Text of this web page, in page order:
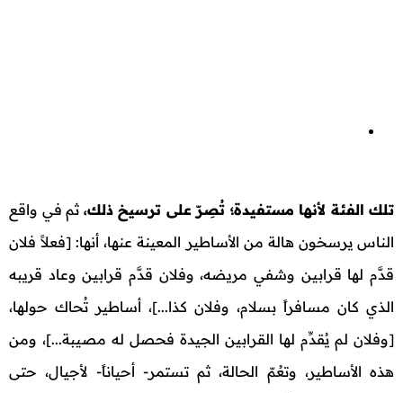
تلك الفئة لأنها مستفيدة؛ تُصِرّ على ترسيخ ذلك،ثم في واقع
الناس يرسخون هالة من الأساطير المعينة عنها، أنها: [فعلاً فلان
قدَّم لها قرابين وشفي مريضه، وفلان قدَّم قرابين وعاد قريبه
الذي كان مسافراً بسلام، وفلان كذا...]، أساطير تُحاك حولها،
[وفلان لم يُقدِّم لها القرابين الجيدة فحصل له مصيبة...]، ومن
هذه الأساطير، وتعُمّ الحالة، ثم تستمر- أحياناً- لأجيال، حتى